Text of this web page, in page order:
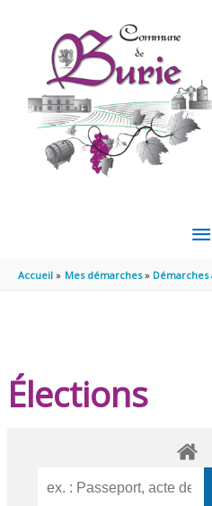
Accueil Mes démarches
Élections